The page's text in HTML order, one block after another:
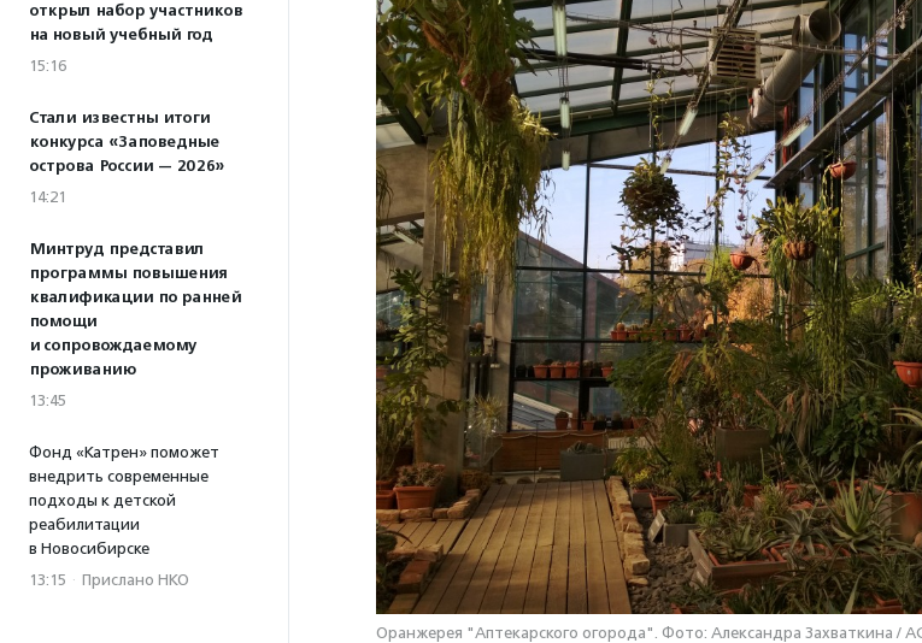
открыл набор участников
на новый учебный год
15:16
Стали известны итоги
конкурса «Заповедные
острова России — 2026»
14:21
Минтруд представил
программы повышения
квалификации по ранней
помощи
и сопровождаемому
проживанию
13:45
Фонд «Катрен» поможет
внедрить современные
подходы к детской
реабилитации
в Новосибирске
13:15 · Прислано НКО
Оранжерея "Аптекарского огорода". Фото: Александра Захваткина /